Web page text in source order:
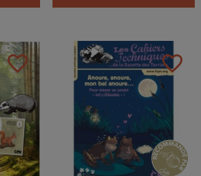
favorite_border favorite_border